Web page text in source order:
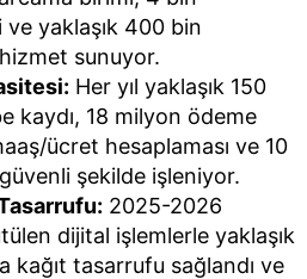
yaklaşık 400 bin
sunuyor.
Her yıl yaklaşık 150
kaydı, 18 milyon ödeme
ücret hesaplaması ve 10
şekilde işleniyor.
2025-2026
dijital işlemlerle yaklaşık
kağıt tasarrufu sağlandı ve